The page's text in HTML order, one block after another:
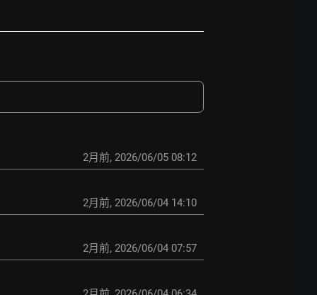
2月前, 2026/06/05 08:12
2月前, 2026/06/04 14:10
2月前, 2026/06/04 07:57